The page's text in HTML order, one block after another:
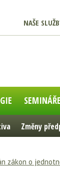
NAŠE
SEMINÁŘE
Změny
zákon o